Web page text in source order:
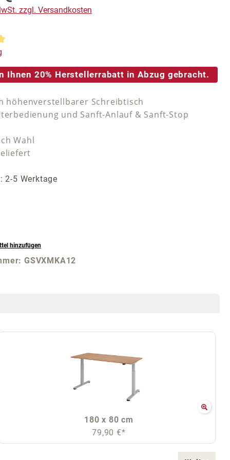
zzgl. Versandkosten
Bewertung von 5 von 5 Sternen
Ihnen 20% Herstellerrabatt in Abzug gebracht.
höhenverstellbarer Schreibtisch
und Sanft-Anlauf & Sanft-Stop
Wahl
2-5 Werktage
hinzufügen
GSVXMKA12
180 x 80 cm
79,90 €*